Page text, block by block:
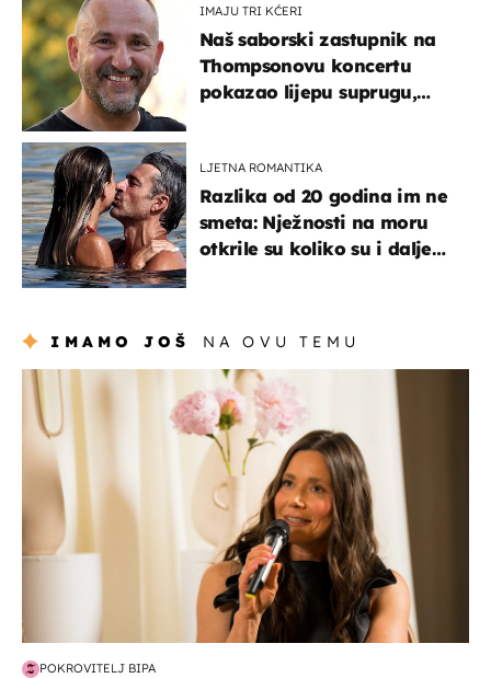
IMAJU TRI KĆERI
Naš saborski zastupnik na
Thompsonovu koncertu
pokazao lijepu suprugu,
LJETNA ROMANTIKA
Razlika od 20 godina im ne
smeta: Nježnosti na moru
otkrile su koliko su i dalje
IMAMO JOŠ NA OVU TEMU
moda & ljepota
POKROVITELJ BIPA